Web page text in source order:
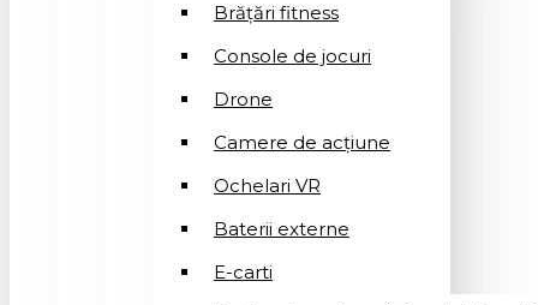
Brățări fitness
Console de jocuri
Drone
Camere de acțiune
Ochelari VR
Baterii externe
E-carti